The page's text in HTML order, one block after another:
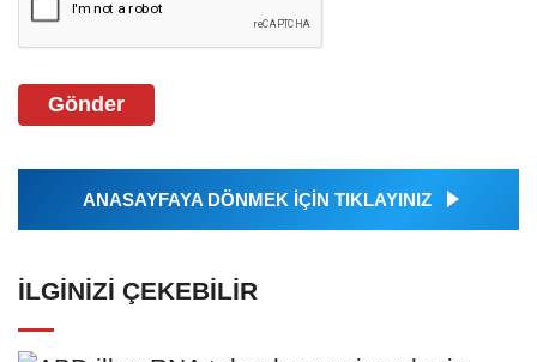
Gönder
ANASAYFAYA DÖNMEK İÇİN TIKLAYINIZ
İLGINIZI ÇEKEBILIR